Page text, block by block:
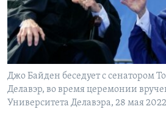
Learning English
СОЦИАЛЬНЫЕ СЕТИ
Языки
Джо Байден беседует с сенатором
Делавэр, во время церемонии
Университета Делавэра, 28 мая 2022